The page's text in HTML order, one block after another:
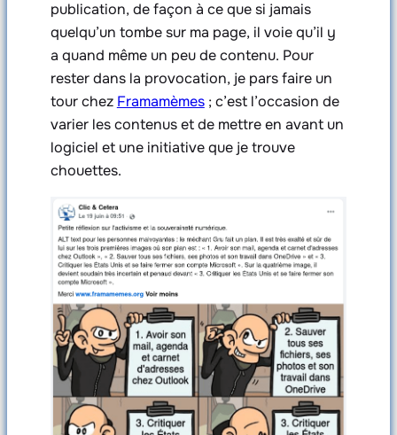
publication, de façon à ce que si jamais
quelqu’un tombe sur ma page, il voie qu’il y
a quand même un peu de contenu. Pour
rester dans la provocation, je pars faire un
tour chez Framamèmes; c’est l’occasion de
varier les contenus et de mettre en avant un
logiciel et une initiative que je trouve
chouettes.